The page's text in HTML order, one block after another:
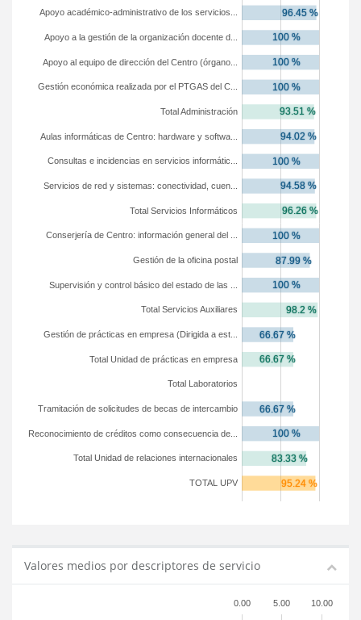
TOTAL UPV
Total Unidad de relaciones internacionales
Reconocimiento de créditos como consecuencia de...
Tramitación de solicitudes de becas de intercambio
Total Laboratorios
Total Unidad de prácticas en empresa
Gestión de prácticas en empresa (Dirigida a est...
Total Servicios Auxiliares
Supervisión y control básico del estado de las ...
Gestión de la oficina postal
Conserjería de Centro: información general del ...
Total Servicios Informáticos
Servicios de red y sistemas: conectividad, cuen...
Consultas e incidencias en servicios informátic...
Aulas informáticas de Centro: hardware y softwa...
Total Administración
Gestión económica realizada por el PTGAS del C...
Apoyo al equipo de dirección del Centro (órgano...
Apoyo a la gestión de la organización docente d...
Apoyo académico-administrativo de los servicios...
Valores medios por descriptores de servicio
0.00 5.00 10.00